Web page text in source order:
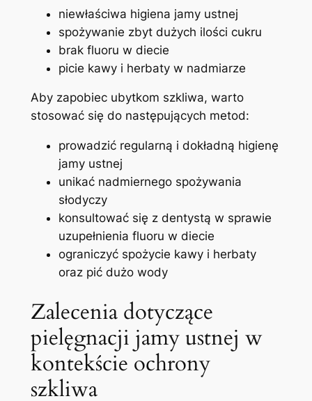
niewłaściwa higiena jamy‍ ustnej
spożywanie zbyt dużych ilości ​cukru
brak fluoru w diecie
picie kawy i herbaty ⁣w nadmiarze
Aby zapobiec ‌ubytkom szkliwa,⁢ warto
stosować się do następujących metod:
prowadzić regularną i dokładną higienę
jamy ustnej
unikać nadmiernego spożywania
słodyczy
konsultować się z dentystą w sprawie
uzupełnienia fluoru‍ w diecie
ograniczyć spożycie kawy i herbaty
oraz pić dużo wody
Zalecenia dotyczące
pielęgnacji jamy ustnej w
kontekście ochrony
szkliwa